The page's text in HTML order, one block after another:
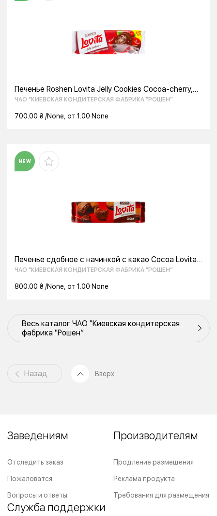
Печенье Roshen Lovita Jelly Cookies Cocoa-cherry,
135г
ЧАО "КИЕВСКАЯ КОНДИТЕРСКАЯ ФАБРИКА "РОШЕН“
700.00 ₴ /None, от 1.00 None
NEW
Печенье сдобное с начинкой с какао Cocoa Lovita
Roshen м/у 127г
ЧАО "КИЕВСКАЯ КОНДИТЕРСКАЯ ФАБРИКА "РОШЕН“
800.00 ₴ /None, от 1.00 None
Весь каталог ЧАО "Киевская кондитерская
фабрика "Рошен“
Назад Вверх
Заведениям
Отследить заказ
Пожаловатся
Вопросы и ответы
Производителям
Продление размещения
Реклама продукта
Требования для размещения
Служба поддержки